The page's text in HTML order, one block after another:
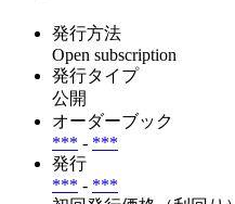
発行方法
Open subscription
発行タイプ
公開
オーダーブック
*** - ***
発行
*** - ***